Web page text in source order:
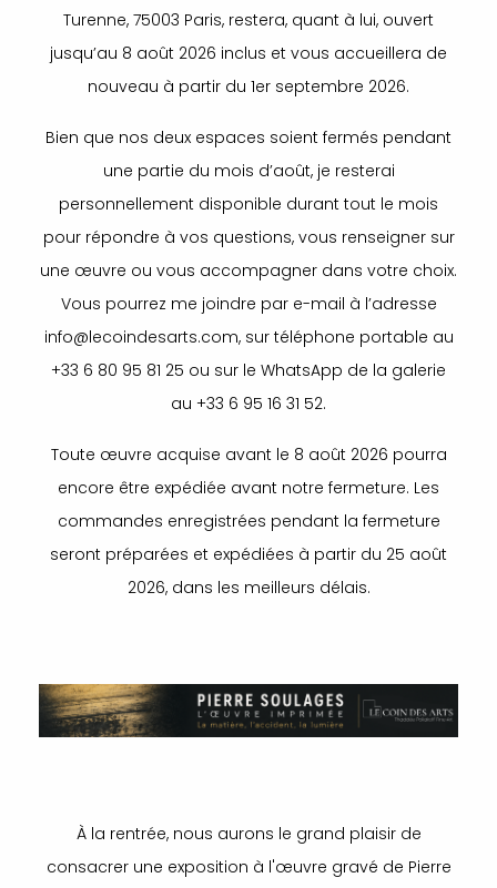
Turenne, 75003 Paris, restera, quant à lui, ouvert
jusqu’au 8 août 2026 inclus et vous accueillera de
nouveau à partir du 1er septembre 2026.
Bien que nos deux espaces soient fermés pendant
une partie du mois d’août, je resterai
personnellement disponible durant tout le mois
pour répondre à vos questions, vous renseigner sur
une œuvre ou vous accompagner dans votre choix.
Vous pourrez me joindre par e-mail à l’adresse
info@lecoindesarts.com, sur téléphone portable au
+33 6 80 95 81 25 ou sur le WhatsApp de la galerie
au +33 6 95 16 31 52.
Toute œuvre acquise avant le 8 août 2026 pourra
encore être expédiée avant notre fermeture. Les
commandes enregistrées pendant la fermeture
seront préparées et expédiées à partir du 25 août
2026, dans les meilleurs délais.
À la rentrée, nous aurons le grand plaisir de
consacrer une exposition à l'œuvre gravé de Pierre